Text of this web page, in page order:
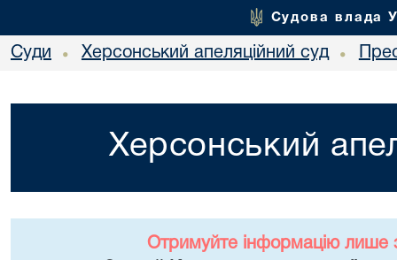
Судова влада
Суди • Херсонський апеляційний суд •
Херсонський
Отримуйте інформацію лише